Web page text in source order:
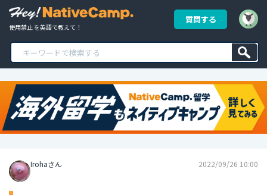
使用禁止 を英語で教えて！
質問する
Irohaさん 2022/09/26 10:00